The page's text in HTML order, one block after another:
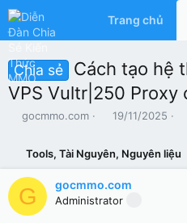
Trang chủ
Chia sẻ
Cách tạo hệ
VPS Vultr|250 Proxy
T
a
d
s
t
gocmmo.com
N
y
g
ử
i
19/11/2025
Tools, Tài Nguyên, Nguyên liệu
G gocmmo.com
Administrator